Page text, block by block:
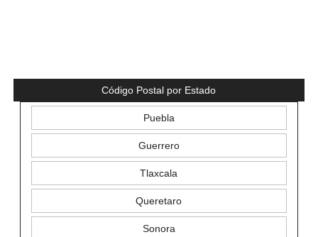
Código Postal por Estado
Puebla
Guerrero
Tlaxcala
Queretaro
Sonora